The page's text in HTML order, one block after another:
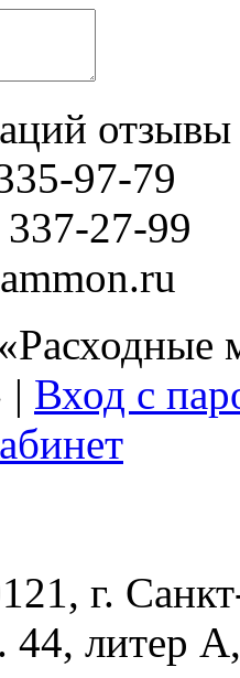
97-79
27-99
| Вход с
г.
44, литер